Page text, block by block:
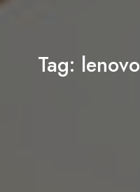
Tag: